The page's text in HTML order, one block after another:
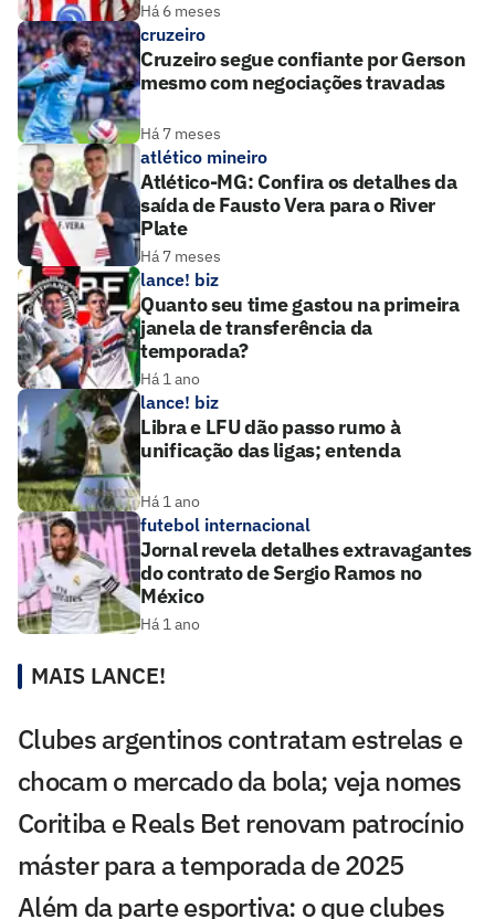
Há 6 meses
cruzeiro
Cruzeiro segue confiante por Gerson
mesmo com negociações travadas
Há 7 meses
atlético mineiro
Atlético-MG: Confira os detalhes da
saída de Fausto Vera para o River
Plate
Há 7 meses
lance! biz
Quanto seu time gastou na primeira
janela de transferência da
temporada?
Há 1 ano
lance! biz
Libra e LFU dão passo rumo à
unificação das ligas; entenda
Há 1 ano
futebol internacional
Jornal revela detalhes extravagantes
do contrato de Sergio Ramos no
México
Há 1 ano
MAIS LANCE!
Clubes argentinos contratam estrelas e
chocam o mercado da bola; veja nomes
Coritiba e Reals Bet renovam patrocínio
máster para a temporada de 2025
Além da parte esportiva: o que clubes